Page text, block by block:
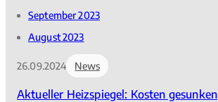
September 2023
August 2023
26.09.2024 News
Aktueller Heizspiegel: Kosten gesunken